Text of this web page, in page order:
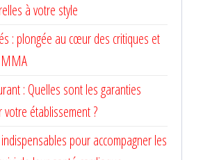
à votre style
: plongée au cœur des critiques et
: Quelles sont les garanties
établissement ?
pour accompagner les